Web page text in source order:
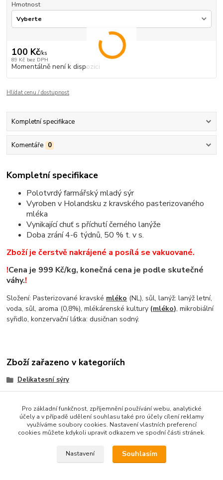
Hmotnost
100 Kč/ks
89 Kč bez DPH
Momentálně není k dispozici
Hlídat cenu / dostupnost
Kompletní specifikace
Komentáře 0
Kompletní specifikace
Polotvrdý farmářský mladý sýr
Vyroben v Holandsku z kravského pasterizovaného
mléka
Vynikající chuť s příchutí černého lanýže
Doba zrání 4-6 týdnů, 50 % t. v s.
Zboží je čerstvě nakrájené a posílá se vakuované.
!Cena je 999 Kč/kg, konečná cena je podle skutečné
váhy.!
Složení: Pasterizované kravské mléko (NL), sůl, lanýž: lanýž letní,
voda, sůl, aroma (0,8%), mlékárenské kultury (mléko), mikrobiální
syřidlo, konzervační látka: dusičnan sodný.
Zboží zařazeno v kategoriích
Delikatesní sýry
kupujícímu účtenku. Zároveň je povinen zaevidovat přijatou tržbu
u správce daně online; v případě technického výpadku pak
Pro základní funkčnost, zpříjemnění používání webu, analytické
účely a v případě udělení souhlasu také pro účely cílení reklamy
využíváme soubory cookies. Nastavení vlastních preferencí
cookies můžete kdykoli upravit odkazem ve spodní části stránek.
Nastavení Souhlasím